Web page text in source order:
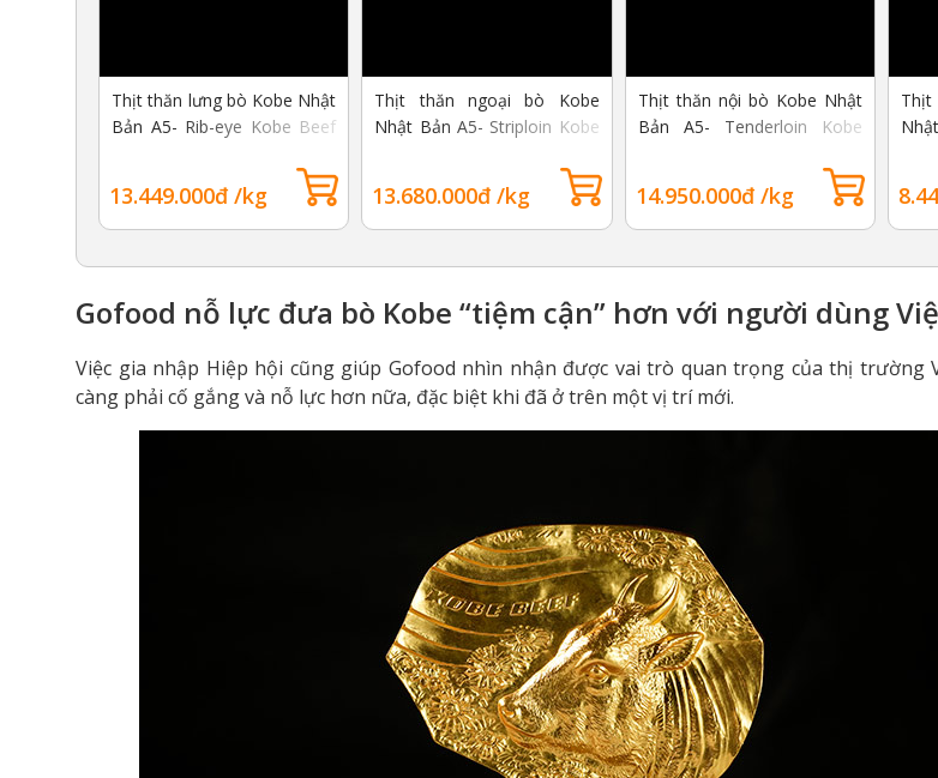
Thịt thăn lưng bò Kobe Nhật
Bản A5- Rib-eye Kobe Beef
13.449.000đ /kg
Thịt thăn ngoại bò Kobe
Nhật Bản A5- Striploin Kobe
13.680.000đ /kg
Thịt thăn nội bò Kobe Nhật
Bản A5- Tenderloin Kobe
14.950.000đ /kg
Gofood nỗ lực đưa bò Kobe “tiệm cận” hơn với người dùng
Việc gia nhập Hiệp hội cũng giúp Gofood nhìn nhận được vai trò quan trọng của thị trường
càng phải cố gắng và nỗ lực hơn nữa, đặc biệt khi đã ở trên một vị trí mới.